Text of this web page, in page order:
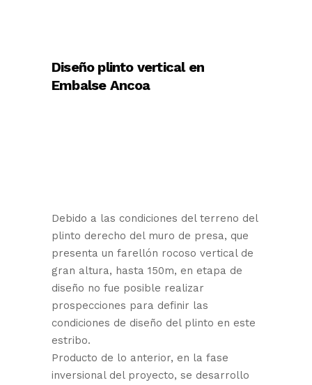
Diseño plinto vertical en
Embalse Ancoa
Debido a las condiciones del terreno del
plinto derecho del muro de presa, que
presenta un farellón rocoso vertical de
gran altura, hasta 150m, en etapa de
diseño no fue posible realizar
prospecciones para definir las
condiciones de diseño del plinto en este
estribo.
Producto de lo anterior, en la fase
inversional del proyecto, se desarrollo